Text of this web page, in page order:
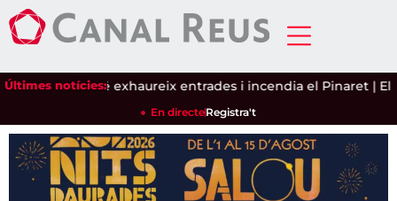
Últimes notícies:
secà|Siloë exhaureix entrades i incendia el Pinaret|El
En directeRegistra't